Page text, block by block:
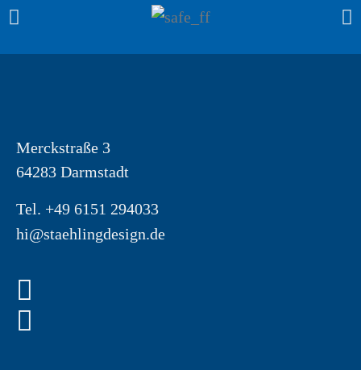
Merckstraße 3
64283 Darmstadt
Tel. +49 6151 294033
hi@staehlingdesign.de